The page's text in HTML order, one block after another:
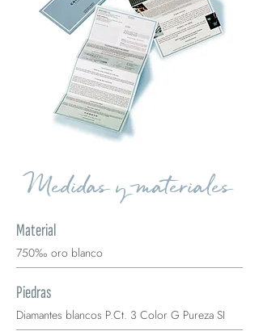
Medidas y materiales
Material
750‰ oro blanco
Piedras
Diamantes blancos P.Ct. 3 Color G Pureza SI